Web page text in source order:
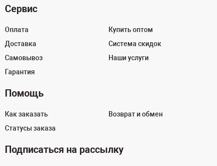
Сервис
Оплата
Доставка
Самовывоз
Гарантия
Купить оптом
Система скидок
Наши услуги
Помощь
Как заказать
Статусы заказа
Возврат и обмен
Подписаться на рассылку